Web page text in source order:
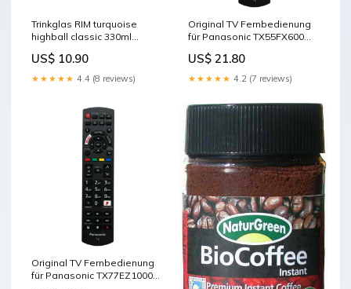
Trinkglas RIM turquoise
highball classic 330ml
US$ 10.90
★★★★★ 4.4 (8 reviews)
Original TV Fernbedienung
für Panasonic TX55FX600
US$ 21.80
★★★★★ 4.2 (7 reviews)
Original TV Fernbedienung
für Panasonic TX77EZ1000E